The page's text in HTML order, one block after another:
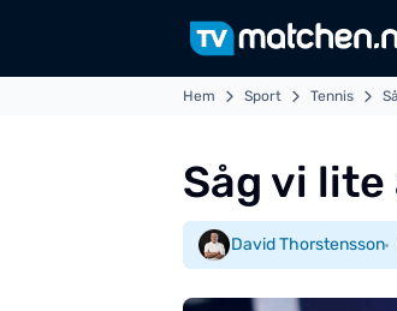
Hem Sport Tennis
Såg vi
David Thorstensson